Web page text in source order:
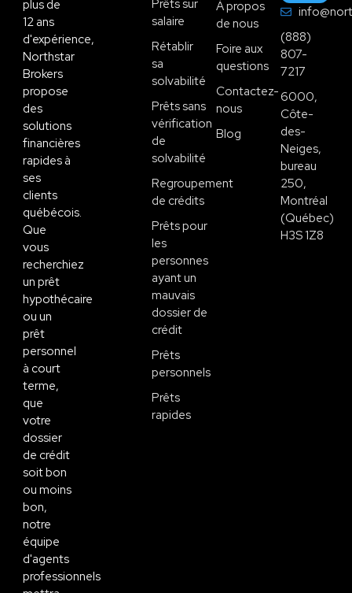
plus de
12 ans
d'expérience,
Northstar
Brokers
propose
des
solutions
financières
rapides à
ses
clients
québécois.
Que
vous
recherchiez
un prêt
hypothécaire
ou un
prêt
personnel
à court
terme,
que
votre
dossier
de crédit
soit bon
ou moins
bon,
notre
équipe
d'agents
professionnels
Prêts sur
salaire
Rétablir
sa
solvabilité
Prêts sans
vérification
de
solvabilité
Regroupement
de crédits
Prêts pour
les
personnes
ayant un
mauvais
dossier de
crédit
Prêts
personnels
Prêts
rapides
À propos
de nous
Foire aux
questions
Contactez-
nous
Blog
(888)
807-
7217
6000,
Côte-
des-
Neiges,
bureau
250,
Montréal
(Québec)
H3S 1Z8